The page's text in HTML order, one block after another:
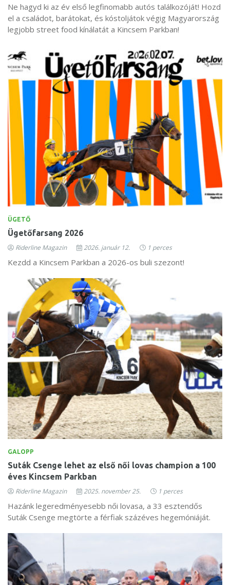
Ne hagyd ki az év első legfinomabb autós találkozóját! Hozd
el a családot, barátokat, és kóstoljátok végig Magyarország
legjobb street food kínálatát a Kincsem Parkban!
ÜGETŐ
Ügetőfarsang 2026
Riderline Magazin 2026. január 12. 1 perces
Kezdd a Kincsem Parkban a 2026-os buli szezont!
GALOPP
Suták Csenge lehet az első női lovas champion a 100
éves Kincsem Parkban
Riderline Magazin 2025. november 25. 1 perces
Hazánk legeredményesebb női lovasa, a 33 esztendős
Suták Csenge megtörte a férfiak százéves hegemóniáját.